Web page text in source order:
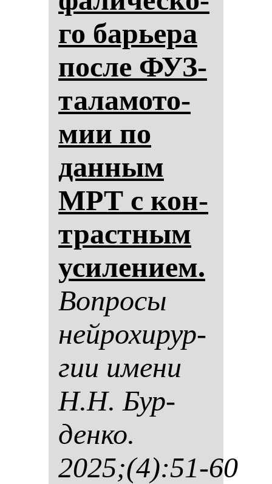
го барье­ра
пос­ле ФУЗ-
та­ла­мо­то­
мии по
дан­ным
МРТ с кон­
трастным
уси­ле­ни­ем.
Воп­ро­сы
ней­ро­хи­рур­
гии име­ни
Н.Н. Бур­
ден­ко.
2025;(4):51-60